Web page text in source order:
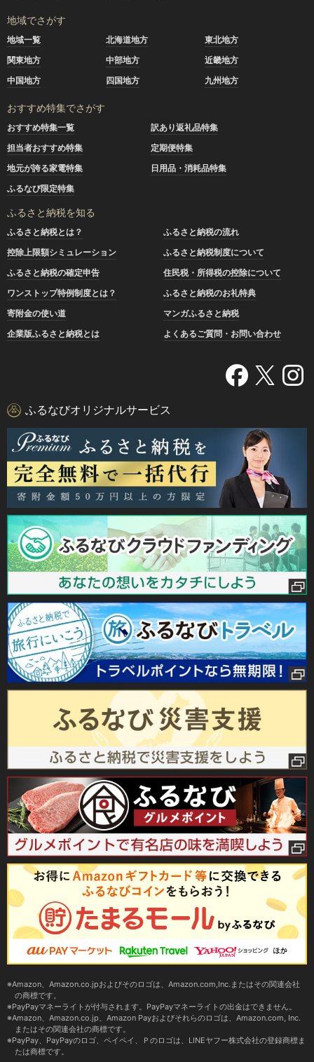
地域でさがす
地域一覧 北海道地方
東北地方
関東地方
中部地方
近畿地方
中国地方
四国地方 九州地方
おすすめ特集でさがす
おすすめ特集一覧
訳あり返礼品特集
担当者おすすめ特集
定期便特集
地元が誇る家電特集
日用品・消耗品特集
ふるなび限定特集
ふるさと納税を知る
ふるさと納税とは？
ふるさと納税の流れ
控除上限額シミュレーション
ふるさと納税制度について
ふるさと納税の確定申告
住民税・所得税の控除について
ワンストップ特例制度とは？
ふるさと納税のお礼特典
寄附金の使い道
マンガふるさと納税
企業版ふるさと納税とは
よくあるご質問・お問い合わせ
ふるなびオリジナルサービス
Amazon、Amazon.co.jpおよびそのロゴは、Amazon.com,Inc.またはその関連会社
の商標です。
PayPayマネーライトが付与されます。PayPayマネーライトの出金はできません。
Amazon、Amazon.co.jp、Amazon Payおよびそれらのロゴは、Amazon.com, Inc.
またはその関連会社の商標です。
PayPay、PayPayのロゴ、ペイペイ、Ｐのロゴは、LINEヤフー株式会社の登録商標ま
たは商標です。